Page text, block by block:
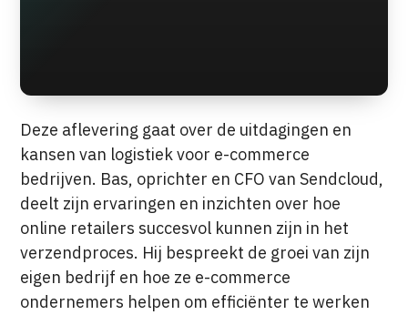
Deze aflevering gaat over de uitdagingen en
kansen van logistiek voor e-commerce
bedrijven. Bas, oprichter en CFO van Sendcloud,
deelt zijn ervaringen en inzichten over hoe
online retailers succesvol kunnen zijn in het
verzendproces. Hij bespreekt de groei van zijn
eigen bedrijf en hoe ze e-commerce
ondernemers helpen om efficiënter te werken